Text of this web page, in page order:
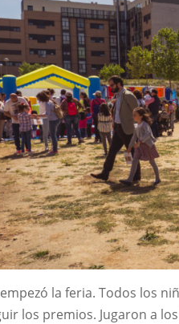
la feria. Todos los
los premios. Jugaron a